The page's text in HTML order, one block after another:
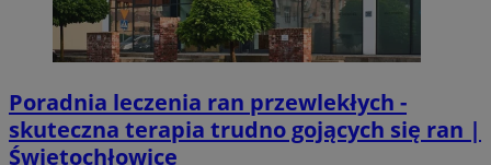
Poradnia leczenia ran przewlekłych -
skuteczna terapia trudno gojących się ran |
Świętochłowice
__cf_bm
Cloudflare
Inc.